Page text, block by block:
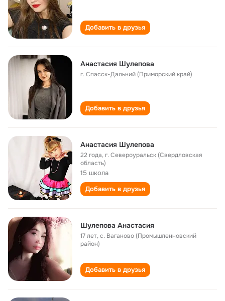
Добавить в друзья
Анастасия Шулепова
г. Спасск-Дальний (Приморский край)
Добавить в друзья
Анастасия Шулепова
22 года,г. Североуральск (Свердловская
область)
15 школа
Добавить в друзья
Шулепова Анастасия
17 лет,с. Ваганово (Промышленновский
район)
Добавить в друзья